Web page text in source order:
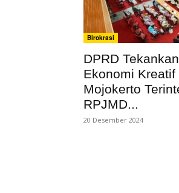
Birokrasi
DPRD
Ekonomi
Mojokerto
RPJMD...
20 Desember 2024